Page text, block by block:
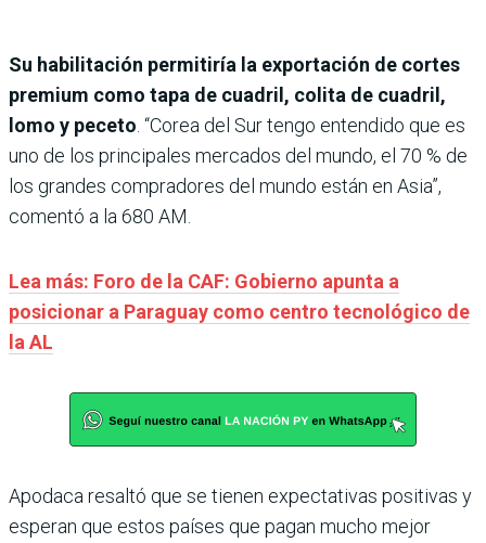
Su habilitación permitiría la exportación de cortes
premium como tapa de cuadril, colita de cuadril,
lomo y peceto. “Corea del Sur tengo entendido que es
uno de los principales mercados del mundo, el 70 % de
los grandes compradores del mundo están en Asia”,
comentó a la 680 AM.
Lea más: Foro de la CAF: Gobierno apunta a
posicionar a Paraguay como centro tecnológico de
la AL
Apodaca resaltó que se tienen expectativas positivas y
esperan que estos países que pagan mucho mejor